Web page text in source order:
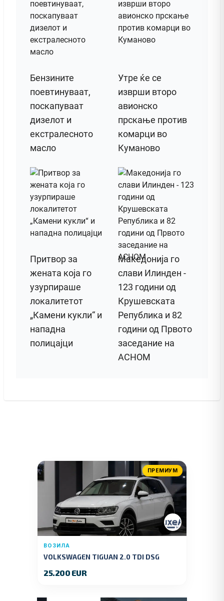
Бензините
поевтинуваат,
поскапуваат
дизелот и
екстралесното
масло
Утре ќе се
изврши второ
авионско
прскање против
комарци во
Куманово
Притвор за
жената која го
узурпираше
локалитетот
„Камени кукли“ и
нападна
полицајци
Македонија го
слави Илинден -
123 години од
Крушевската
Република и 82
години од Првото
заседание на
АСНОМ
ПРЕМИУМ
ВОЗИЛА
VOLKSWAGEN TIGUAN 2.0 TDI DSG
25.200 EUR